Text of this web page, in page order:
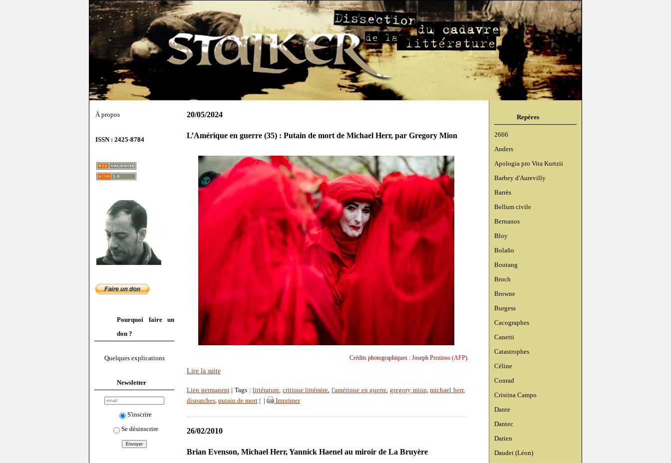
À propos
ISSN : 2425-8784
Pourquoi faire un
don ?
Quelques explications
Newsletter
S'inscrire
Se désinscrire
Repères
2666
Anders
Apologia pro Vita Kurtzii
Barbey d'Aurevilly
Barrès
Bellum civile
Bernanos
Bloy
Bolaño
Boutang
Broch
Browne
Burgess
Cacographes
Canetti
Catastrophes
Céline
Conrad
Cristina Campo
Dante
Dantec
Darien
Daudet (Léon)
20/05/2024
L’Amérique en guerre (35) : Putain de mort de Michael Herr, par Gregory Mion
Crédits photographiques : Joseph Prezioso (AFP).
Lire la suite
Lien permanent| Tags :littérature, critique littéraire,l'amérique en guerre,gregory mion,michael herr,
dispatches, putain de mort Imprimer
26/02/2010
Brian Evenson, Michael Herr, Yannick Haenel au miroir de La Bruyère